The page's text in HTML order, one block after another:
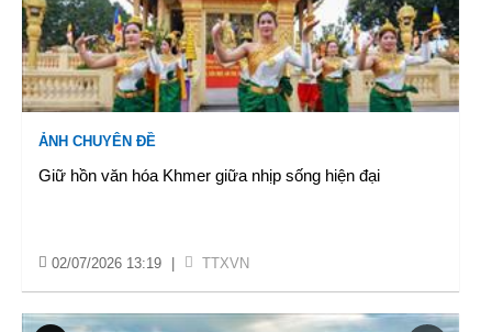
ẢNH CHUYÊN ĐỀ
Giữ hồn văn hóa Khmer giữa nhịp sống hiện đại
02/07/2026 13:19 TTXVN